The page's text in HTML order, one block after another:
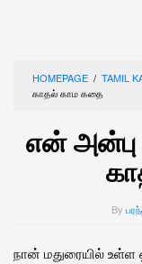
HOMEPAGE / TAMIL
காதல் காம கதை
என் அன்பு
By
நான் மதுரையில் உள்ள